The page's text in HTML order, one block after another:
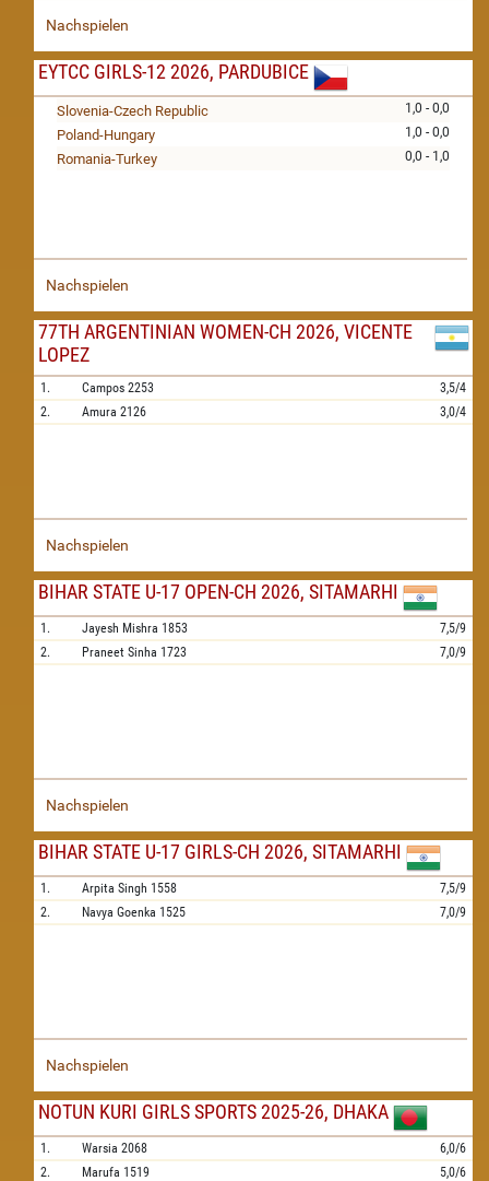
Nachspielen
EYTCC GIRLS-12 2026, PARDUBICE
1,0 - 0,0
Slovenia-Czech Republic
1,0 - 0,0
Poland-Hungary
0,0 - 1,0
Romania-Turkey
Nachspielen
77TH ARGENTINIAN WOMEN-CH 2026, VICENTE
LOPEZ
1. Campos 2253
3,5/4
2.
Amura 2126 3,0/4
Nachspielen
BIHAR STATE U-17 OPEN-CH 2026, SITAMARHI
1. Jayesh Mishra 1853
7,5/9
2.
Praneet Sinha 1723 7,0/9
Nachspielen
BIHAR STATE U-17 GIRLS-CH 2026, SITAMARHI
1. Arpita Singh 1558
7,5/9
2.
Navya Goenka 1525 7,0/9
Nachspielen
NOTUN KURI GIRLS SPORTS 2025-26, DHAKA
1. Warsia 2068
6,0/6
2.
Marufa 1519
5,0/6